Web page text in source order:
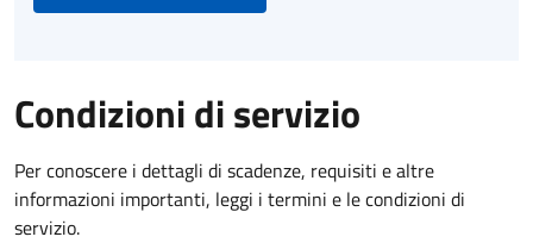
Condizioni di servizio
Per conoscere i dettagli di scadenze, requisiti e altre
informazioni importanti, leggi i termini e le condizioni di
servizio.